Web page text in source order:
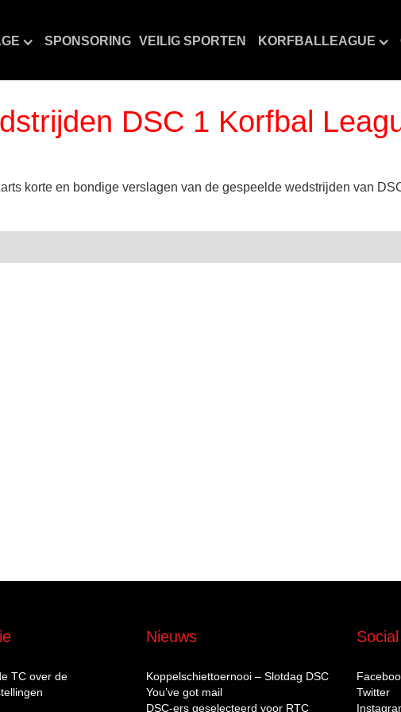
SPONSORING VEILIG SPORTEN KORFBALLEAGUE
DSC 1 Korfbal
korte en bondige verslagen van de gespeelde wedstrijden van
TC over de
Nieuws
Koppelschiettoernooi – Slotdag DSC
You’ve got mail
DSC‑ers geselecteerd voor RTC
Twitter